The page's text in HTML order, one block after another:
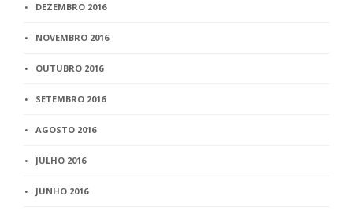
DEZEMBRO 2016
NOVEMBRO 2016
OUTUBRO 2016
SETEMBRO 2016
AGOSTO 2016
JULHO 2016
JUNHO 2016